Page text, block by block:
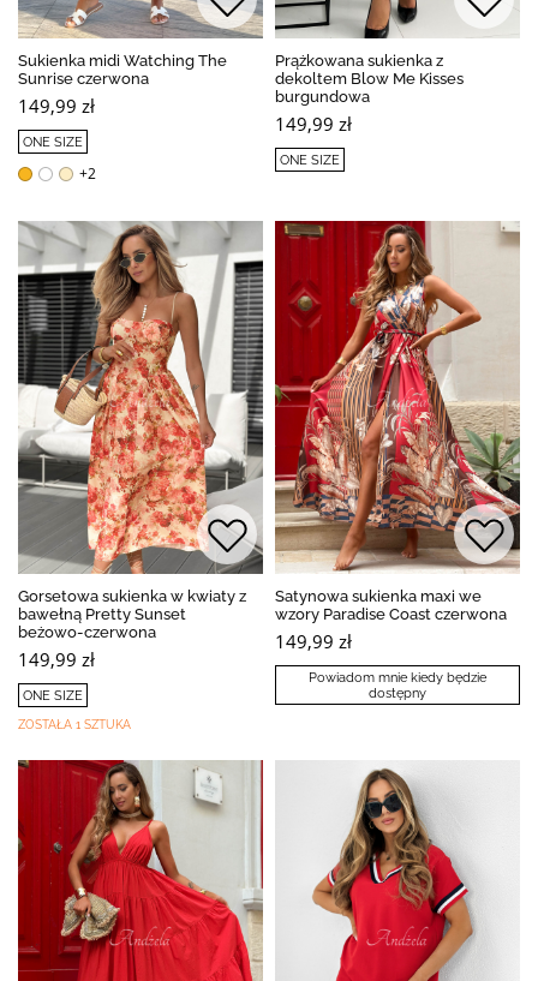
Sukienka midi Watching The
Sunrise czerwona
149,99 zł
ONE SIZE
+2
Prążkowana sukienka z
dekoltem Blow Me Kisses
burgundowa
149,99 zł
ONE SIZE
Gorsetowa sukienka w kwiaty z
bawełną Pretty Sunset
beżowo-czerwona
149,99 zł
ONE SIZE
ZOSTAŁA 1 SZTUKA
Satynowa sukienka maxi we
wzory Paradise Coast czerwona
149,99 zł
Powiadom mnie kiedy będzie
dostępny